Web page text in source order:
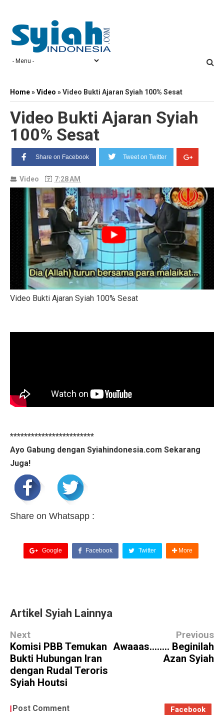
Home»Video »Video Bukti Ajaran Syiah 100% Sesat
Video Bukti Ajaran Syiah
100% Sesat
Share on Facebook Tweet on Twitter
Video 7:28 AM
Video Bukti Ajaran Syiah 100% Sesat
************************
Ayo Gabung dengan Syiahindonesia.com Sekarang
Juga!
Share on Whatsapp :
Google Facebook Twitter More
Artikel Syiah Lainnya
Next
Komisi PBB Temukan
Bukti Hubungan Iran
dengan Rudal Teroris
Syiah Houtsi
Previous
Awaaas........ Beginilah
Azan Syiah
Post Comment Facebook